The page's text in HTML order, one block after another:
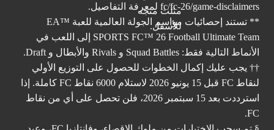
fc/fc-26/game-disclaimers لمعرفة التفاصيل.
** تستند إحصائيات مواسم الجولة العالمية للعبة ™EA
SPORTS FC™ 26 Football Ultimate Team إلى اللعب في
الأنماط التالية فقط: Squad Battles و Rivals والأبطال و Draft.
†† يجب عليك إكمال الخطوات للحصول على التوزيع الأولي
لنقاط FC قبل 15 يونيو 2026 لاستلام 6000 نقاط FC كاملة. إذا
استرددت بعد 15 سبتمبر 2026، فلن تحصل على أي من نقاط
FC.